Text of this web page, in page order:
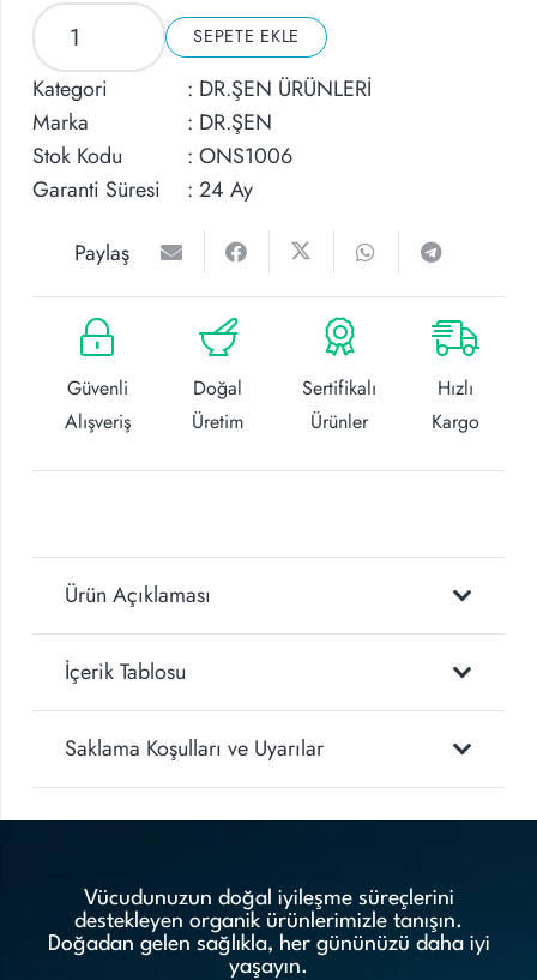
Glukozamin
Kondroitin
Sülfat
Collagen
adet
SEPETE EKLE
Kategori : DR.ŞEN ÜRÜNLERİ
Marka
: DR.ŞEN
Stok Kodu
: ONS1006
Garanti Süresi
: 24 Ay
Paylaş
Güvenli
Alışveriş
Doğal
Üretim
Sertifikalı
Ürünler
Hızlı
Kargo
Ürün Açıklaması
İçerik Tablosu
Saklama Koşulları ve Uyarılar
Vücudunuzun doğal iyileşme süreçlerini
destekleyen organik ürünlerimizle tanışın.
Doğadan gelen sağlıkla, her gününüzü daha iyi
yaşayın.